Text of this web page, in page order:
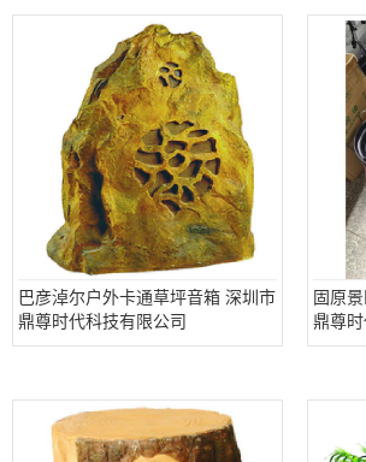
巴彦淖尔户外卡通草坪音箱 深圳市
鼎尊时代科技有限公司
固原
鼎尊时